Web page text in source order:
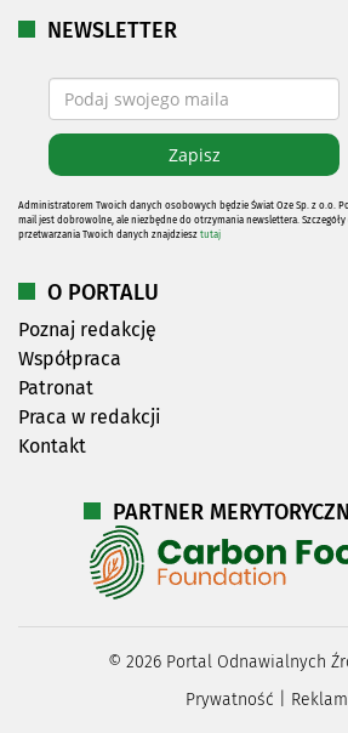
NEWSLETTER
Administratorem Twoich danych osobowych będzie Świat Oze Sp. z o.o.
mail jest dobrowolne, ale niezbędne do otrzymania newslettera. Szczegóły
przetwarzania Twoich danych znajdziesz tutaj
O PORTALU
Poznaj redakcję
Współpraca
Patronat
Praca w redakcji
Kontakt
PARTNER
© 2026Portal Odnawialnych
Prywatność